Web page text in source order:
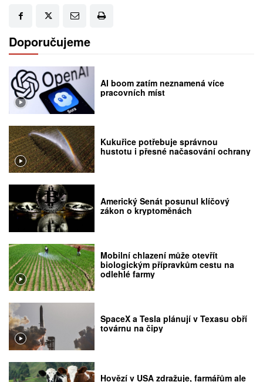
Doporučujeme
AI boom zatím neznamená více
pracovních míst
Kukuřice potřebuje správnou
hustotu i přesné načasování ochrany
Americký Senát posunul klíčový
zákon o kryptoměnách
Mobilní chlazení může otevřít
biologickým přípravkům cestu na
odlehlé farmy
SpaceX a Tesla plánují v Texasu obří
továrnu na čipy
Hovězí v USA zdražuje, farmářům ale